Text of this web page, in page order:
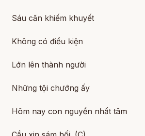
Sáu căn khiếm khuyết
Không có điều kiện
Lớn lên thành người
Những tội chướng ấy
Hôm nay con nguyền nhất tâm